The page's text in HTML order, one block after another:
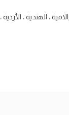
، الهندية ، الأردية ،